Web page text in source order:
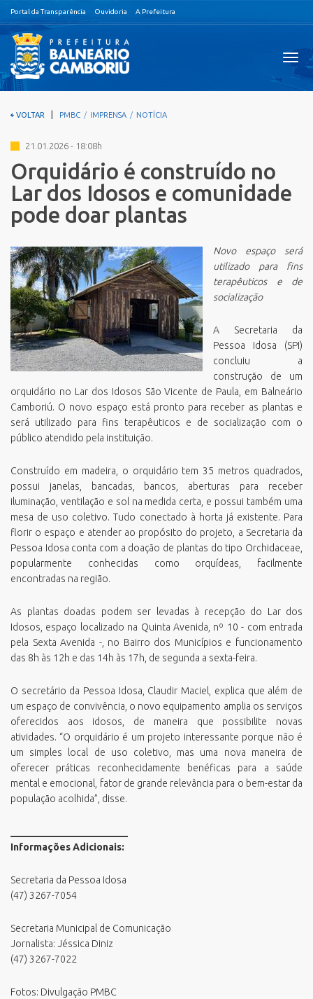
Portal da Transparência Ouvidoria A Prefeitura
VOLTAR PMBC IMPRENSA NOTÍCIA
21.01.2026 - 18:08h
Orquidário é construído no
Lar dos Idosos e comunidade
pode doar plantas
Novo espaço será
utilizado para fins
terapêuticos e de
socialização
A Secretaria da
Pessoa Idosa (SPI)
concluiu a
construção de um
orquidário no Lar dos Idosos São Vicente de Paula, em Balneário
Camboriú. O novo espaço está pronto para receber as plantas e
será utilizado para fins terapêuticos e de socialização com o
público atendido pela instituição.
Construído em madeira, o orquidário tem 35 metros quadrados,
possui janelas, bancadas, bancos, aberturas para receber
iluminação, ventilação e sol na medida certa, e possui também uma
mesa de uso coletivo. Tudo conectado à horta já existente. Para
florir o espaço e atender ao propósito do projeto, a Secretaria da
Pessoa Idosa conta com a doação de plantas do tipo Orchidaceae,
popularmente conhecidas como orquídeas, facilmente
encontradas na região.
As plantas doadas podem ser levadas à recepção do Lar dos
Idosos, espaço localizado na Quinta Avenida, nº 10 - com entrada
pela Sexta Avenida -, no Bairro dos Municípios e funcionamento
das 8h às 12h e das 14h às 17h, de segunda a sexta-feira.
O secretário da Pessoa Idosa, Claudir Maciel, explica que além de
um espaço de convivência, o novo equipamento amplia os serviços
oferecidos aos idosos, de maneira que possibilite novas
atividades. “O orquidário é um projeto interessante porque não é
um simples local de uso coletivo, mas uma nova maneira de
oferecer práticas reconhecidamente benéficas para a saúde
mental e emocional, fator de grande relevância para o bem-estar da
população acolhida”, disse.
Informações Adicionais:
Secretaria da Pessoa Idosa
(47) 3267-7054
Secretaria Municipal de Comunicação
Jornalista: Jéssica Diniz
(47) 3267-7022
Fotos: Divulgação PMBC